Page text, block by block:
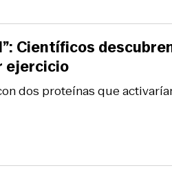
dos proteínas que
Científicos
ejercicio